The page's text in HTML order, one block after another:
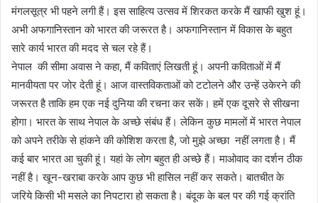
मंगलसूत्र भी पहने लगी हैं। इस साहित्य उत्सव में शिरकत करके मैं खाफी खुश हूं।
अभी अफगानिस्तान को भारत की जरूरत है। अफगानिस्तान में विकास के बहुत
सारे कार्य भारत की मदद से चल रहे हैं।
नेपाल की सीमा अवास ने कहा, मैं कविताएं लिखती हूं। अपनी कविताओं में मैं
मानवीयता पर जोर देती हूं। आज वास्तविकताओं को टटोलने और उन्हें उकेरने की
जरूरत है ताकि हम एक नई दुनिया की रचना कर सकें। हमें एक दूसरे से सीखना
होगा। भारत के साथ नेपाल के अच्छे संबंध हैं। लेकिन कुछ मामलों में भारत नेपाल
को अपने तरीके से हांकने की कोशिश करता है, जो मुझे अच्छा नहीं लगता है। मैं
कई बार भारत आ चुकी हूं। यहां के लोग बहुत ही अच्छे हैं। माओवाद का दर्शन ठीक
नहीं है। खून-खराबा करके आप कुछ भी हासिल नहीं कर सकते। बातचीत के
जरिये किसी भी मसले का निपटारा हो सकता है। बंदूक के बल पर की गई क्रांति